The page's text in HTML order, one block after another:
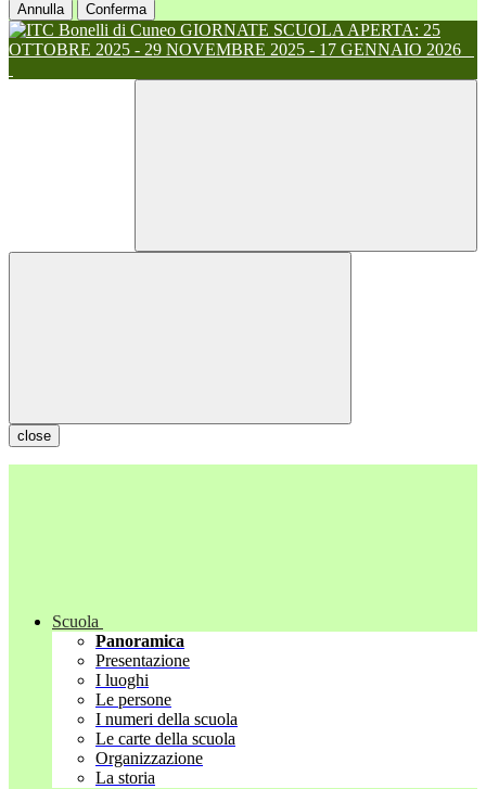
Annulla Conferma
GIORNATE SCUOLA APERTA: 25
OTTOBRE 2025 - 29 NOVEMBRE 2025 - 17 GENNAIO 2026
close
Scuola
Panoramica
Presentazione
I luoghi
Le persone
I numeri della scuola
Le carte della scuola
Organizzazione
La storia